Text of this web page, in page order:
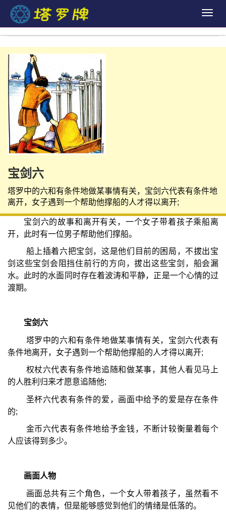
宝剑六
塔罗中的六和有条件地做某事情有关，宝剑六代表有条件地
离开，女子遇到一个帮助他撑船的人才得以离开;
宝剑六的故事和离开有关，一个女子带着孩子乘船离
开，此时有一位男子帮助他们撑船。
船上插着六把宝剑，这是他们目前的困局，不拔出宝
剑这些宝剑会阻挡住前行的方向，拔出这些宝剑，船会漏
水。此时的水面同时存在着波涛和平静，正是一个心情的过
渡期。
宝剑六
塔罗中的六和有条件地做某事情有关，宝剑六代表有
条件地离开，女子遇到一个帮助他撑船的人才得以离开;
权杖六代表有条件地追随和做某事，其他人看见马上
的人胜利归来才愿意追随他;
圣杯六代表有条件的爱，画面中给予的爱是存在条件
的;
金币六代表有条件地给予金钱，不断计较衡量着每个
人应该得到多少。
画面人物
画面总共有三个角色，一个女人带着孩子，虽然看不
见他们的表情，但是能够感觉到他们的情绪是低落的。